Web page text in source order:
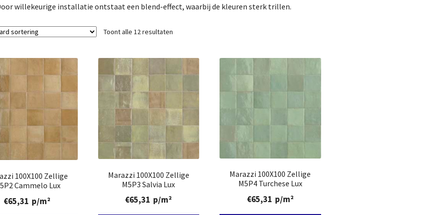
willekeurige installatie ontstaat een blend-effect, waarbij de kleuren sterk trillen.
Toont alle 12 resultaten
100X100 Zellige
Cammelo Lux
€65,31 p/m²
Marazzi 100X100 Zellige
M5P3 Salvia Lux
€65,31 p/m²
Marazzi 100X100 Zellige
M5P4 Turchese Lux
€65,31 p/m²